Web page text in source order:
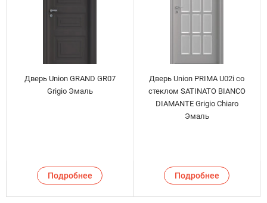
Дверь Union GRAND GR07
Grigio Эмаль
Подробнее
Дверь Union PRIMA U02i со
стеклом SATINATO BIANCO
DIAMANTE Grigio Chiaro
Эмаль
Подробнее